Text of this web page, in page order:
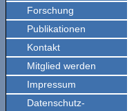
Forschung
Publikationen
Kontakt
Mitglied werden
Impressum
Datenschutz-